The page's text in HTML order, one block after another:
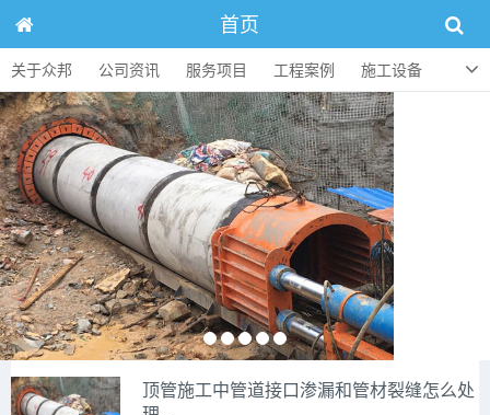
首页
关于众邦 公司资讯 服务项目 工程案例
施工设备
人才招聘
顶管知识 联系方式
顶管施工中管道接口渗漏和管材裂缝怎么处